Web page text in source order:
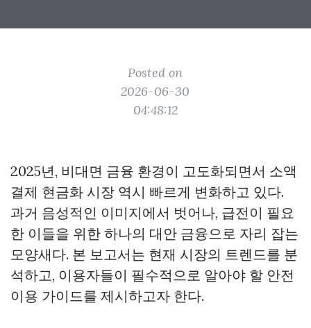
Posted on
2026-06-30
04:48:12
2025년, 비대면 금융 환경이 고도화되면서 소액
결제 현금화 시장 역시 빠르게 변화하고 있다.
과거 음성적인 이미지에서 벗어나, 급전이 필요
한 이들을 위한 하나의 대안 금융으로 자리 잡는
모양새다. 본 보고서는 현재 시장의 트렌드를 분
석하고, 이용자들이 필수적으로 알아야 할 안전
이용 가이드를 제시하고자 한다.